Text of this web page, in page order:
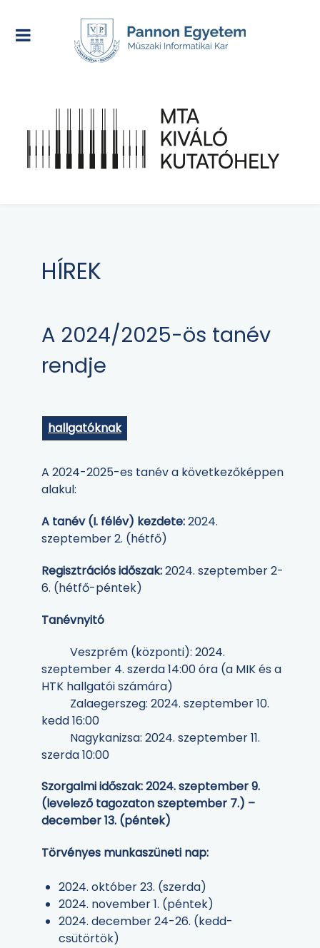
HÍREK
A 2024/2025-ös tanév
rendje
hallgatóknak
A 2024-2025-es tanév a következőképpen
alakul:
A tanév (I. félév) kezdete:2024.
szeptember 2. (hétfő)
Regisztrációs időszak:2024. szeptember 2-
6. (hétfő-péntek)
Tanévnyitó
Veszprém (központi): 2024.
szeptember 4. szerda 14:00 óra (a MIK és a
HTK hallgatói számára)
Zalaegerszeg: 2024. szeptember 10.
kedd 16:00
Nagykanizsa: 2024. szeptember 11.
szerda 10:00
Szorgalmi időszak: 2024. szeptember 9.
(levelező tagozaton szeptember 7.) –
december 13. (péntek)
Törvényes munkaszüneti nap:
2024. október 23. (szerda)
2024. november 1. (péntek)
2024. december 24-26. (kedd-
csütörtök)